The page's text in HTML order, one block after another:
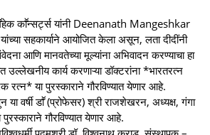
मॕहेक काॕन्सर्ट्स यांनी Deenanath Mangeshkar
सहकार्याने आयोजित केला असून, लता दीदींनी
आणि मानवतेच्या मूल्यांना अभिवादन करण्याचा हा
उल्लेखनीय कार्य करणाऱ्या डॉक्टरांना *भारतरत्न
रत्न* या पुरस्काराने गौरविण्यात येणार आहे.
या वर्षी डाॕ (प्रोफेसर) श्री राजशेखरन, अध्यक्ष, गंगा
गौरविण्यात येणार आहे.